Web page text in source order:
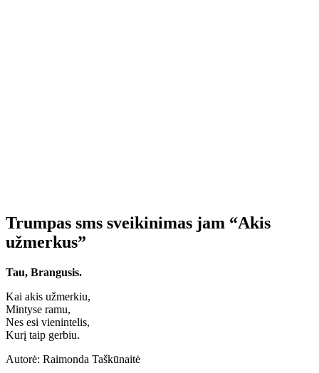
Trumpas sms sveikinimas jam “Akis
užmerkus”
Tau, Brangusis.
Kai akis užmerkiu,
Mintyse ramu,
Nes esi vienintelis,
Kurį taip gerbiu.
Autorė: Raimonda Taškūnaitė